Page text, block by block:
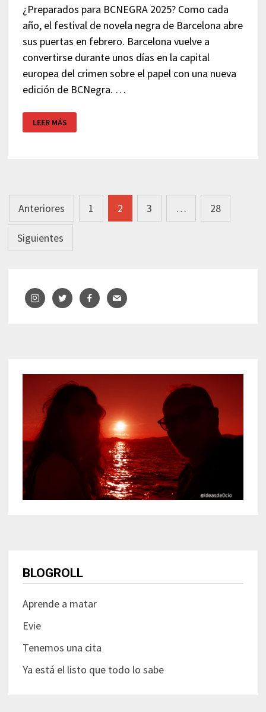
¿Preparados para BCNEGRA 2025? Como cada
año, el festival de novela negra de Barcelona abre
sus puertas en febrero. Barcelona vuelve a
convertirse durante unos días en la capital
europea del crimen sobre el papel con una nueva
edición de BCNegra. …
BCNEGRA
2025:
EL
LEER MÁS
Navegación
de
entradas
Anteriores 1 2 3 … 28
Siguientes
BLOGROLL
Aprende a matar
Evie
Tenemos una cita
Ya está el listo que todo lo sabe